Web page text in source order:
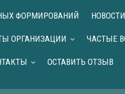
ФОРМИРОВАНИЙ НОВОСТИ
ОРГАНИЗАЦИИ ЧАСТЫЕ
ОСТАВИТЬ ОТЗЫВ